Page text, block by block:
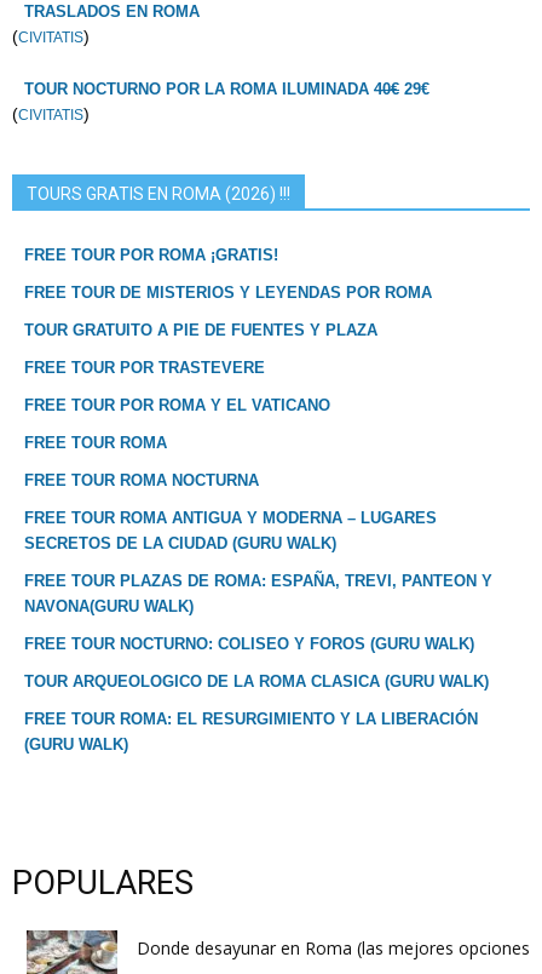
TRASLADOS EN ROMA
(CIVITATIS)
TOUR NOCTURNO POR LA ROMA ILUMINADA 40€ 29€
(CIVITATIS)
TOURS GRATIS EN ROMA (2026) !!!
FREE TOUR POR ROMA ¡GRATIS!
FREE TOUR DE MISTERIOS Y LEYENDAS POR ROMA
TOUR GRATUITO A PIE DE FUENTES Y PLAZA
FREE TOUR POR TRASTEVERE
FREE TOUR POR ROMA Y EL VATICANO
FREE TOUR ROMA
FREE TOUR ROMA NOCTURNA
FREE TOUR ROMA ANTIGUA Y MODERNA – LUGARES
SECRETOS DE LA CIUDAD (GURU WALK)
FREE TOUR PLAZAS DE ROMA: ESPAÑA, TREVI, PANTEON Y
NAVONA(GURU WALK)
FREE TOUR NOCTURNO: COLISEO Y FOROS (GURU WALK)
TOUR ARQUEOLOGICO DE LA ROMA CLASICA (GURU WALK)
FREE TOUR ROMA: EL RESURGIMIENTO Y LA LIBERACIÓN
(GURU WALK)
POPULARES
Donde desayunar en Roma (las mejores opciones